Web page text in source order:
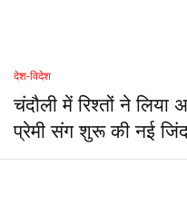
देश-विदेश
चंदौली में रिश्तों ने लिया
प्रेमी संग शुरू की नई